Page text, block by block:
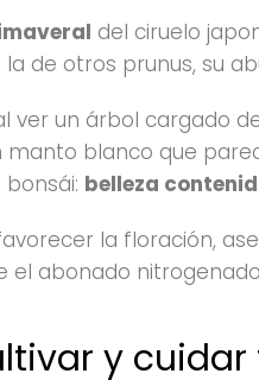
del ciruelo
de otros prunus, su
ver un árbol cargado
manto blanco que
belleza
la floración,
el abonado
y